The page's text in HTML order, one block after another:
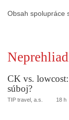
Obsah spolupráce
CK vs.
súboj?
TIP travel, a.s. 18 h